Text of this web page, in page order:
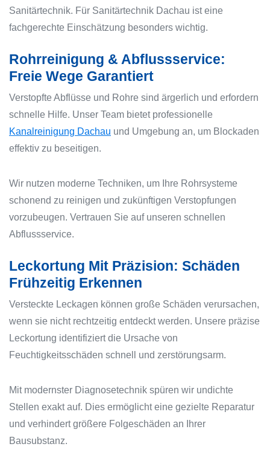
Sanitärtechnik. Für Sanitärtechnik Dachau ist eine
fachgerechte Einschätzung besonders wichtig.
Rohrreinigung & Abflussservice:
Freie Wege Garantiert
Verstopfte Abflüsse und Rohre sind ärgerlich und erfordern
schnelle Hilfe. Unser Team bietet professionelle
Kanalreinigung Dachau und Umgebung an, um Blockaden
effektiv zu beseitigen.
Wir nutzen moderne Techniken, um Ihre Rohrsysteme
schonend zu reinigen und zukünftigen Verstopfungen
vorzubeugen. Vertrauen Sie auf unseren schnellen
Abflussservice.
Leckortung Mit Präzision: Schäden
Frühzeitig Erkennen
Versteckte Leckagen können große Schäden verursachen,
wenn sie nicht rechtzeitig entdeckt werden. Unsere präzise
Leckortung identifiziert die Ursache von
Feuchtigkeitsschäden schnell und zerstörungsarm.
Mit modernster Diagnosetechnik spüren wir undichte
Stellen exakt auf. Dies ermöglicht eine gezielte Reparatur
und verhindert größere Folgeschäden an Ihrer
Bausubstanz.